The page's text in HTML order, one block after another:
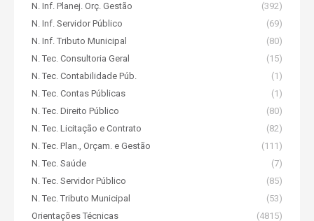
N. Inf. Planej. Orç. Gestão
(392)
N. Inf. Servidor Público
(69)
N. Inf. Tributo Municipal
(80)
N. Tec. Consultoria Geral
(15)
N. Tec. Contabilidade Púb.
(1)
N. Tec. Contas Públicas
(1)
N. Tec. Direito Público
(80)
N. Tec. Licitação e Contrato
(82)
N. Tec. Plan., Orçam. e Gestão
(111)
N. Tec. Saúde
(7)
N. Tec. Servidor Público
(85)
N. Tec. Tributo Municipal
(53)
Orientações Técnicas
(4815)